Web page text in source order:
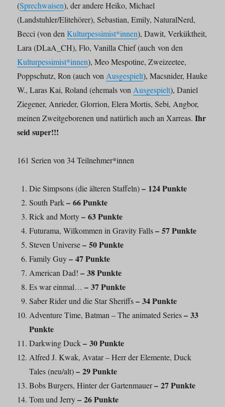
(Sprechwaisen), der andere Heiko, Michael
(Landstuhler/Elitehörer), Sebastian, Emily, NaturalNerd,
Becci (von denKulturpessimist*innen), Dawit, Verküktheit,
Lara (DLaA_CH), Flo, Vanilla Chief (auch von den
Kulturpessimist*innen), Meo Mespotine, Zweizeetee,
Poppschutz, Ron (auch von Ausgespielt), Macsnider, Hauke
W., Laras Kai, Roland (ehemals von Ausgespielt), Daniel
Ziegener, Anrieder, Glorrion, Elera Mortis, Sebi, Angbor,
meinen Zweitgeborenen und natürlich auch an Xarreas.Ihr
seid super!!!
161 Serien von 34 Teilnehmer*innen
Die Simpsons (die älteren Staffeln)– 124 Punkte
South Park– 66 Punkte
Rick and Morty– 63 Punkte
Futurama, Wilkommen in Gravity Falls– 57 Punkte
Steven Universe– 50 Punkte
Family Guy– 47 Punkte
American Dad!– 38 Punkte
Es war einmal…– 37 Punkte
Saber Rider und die Star Sheriffs– 34 Punkte
Adventure Time, Batman – The animated Series– 33
Punkte
Darkwing Duck– 30 Punkte
Alfred J. Kwak, Avatar – Herr der Elemente, Duck
Tales (neu/alt)– 29 Punkte
Bobs Burgers, Hinter der Gartenmauer– 27 Punkte
Tom und Jerry– 26 Punkte